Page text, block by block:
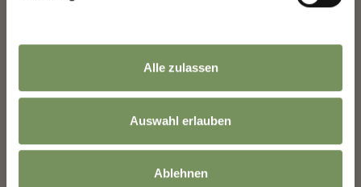
Alle zulassen
Auswahl erlauben
Ablehnen
Le informazioni sull'utilizzo dei dati sono